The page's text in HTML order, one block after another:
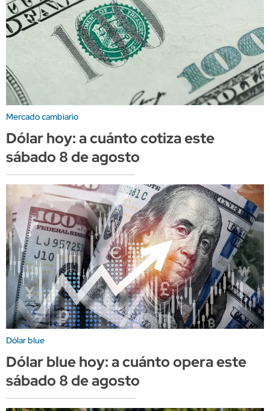
Mercado cambiario
Dólar hoy: a cuánto cotiza este
sábado 8 de agosto
Dólar blue
Dólar blue hoy: a cuánto opera este
sábado 8 de agosto